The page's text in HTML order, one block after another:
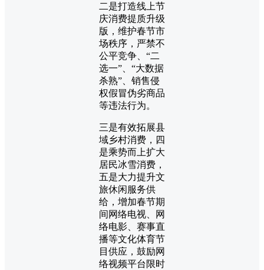
二是打造线上节
庆消费提质升级
版，维护春节市
场秩序，严禁不
公平竞争、“二
选一”、“大数据
杀熟”、销售侵
权假冒伪劣商品
等违法行为。
三是有效拓展县
域乡村消费，四
是乘势而上扩大
居民冰雪消费，
五是大力提升文
旅休闲服务供
给，增加春节期
间网络电视、网
络电影、赛事直
播等文化体育节
目供应，鼓励网
络视频平台限时